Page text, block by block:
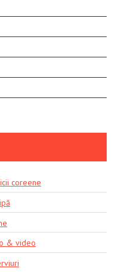
coreene
& video